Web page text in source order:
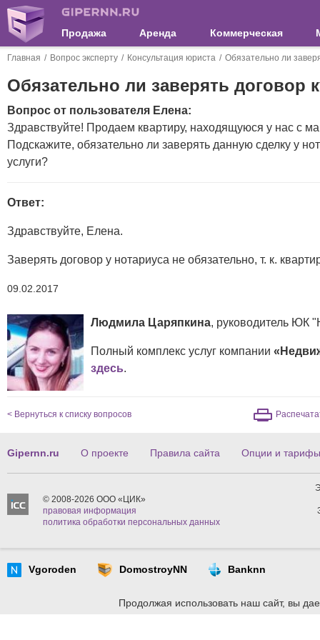
Продажа Аренда Коммерческая
Главная Вопрос эксперту Консультация юриста Обязательно ли
Обязательно ли заверять договор
Вопрос от пользователя Елена:
Здравствуйте! Продаем квартиру, находящуюся у нас с
Подскажите, обязательно ли заверять данную сделку у
услуги?
Ответ:
Здравствуйте, Елена.
Заверять договор у нотариуса не обязательно, т. к.
09.02.2017
Людмила Царяпкина, руководитель ЮК
Полный комплекс услуг компании
здесь.
< Вернуться к списку вопросов
Gipernn.ru О проекте Правила сайта Опции и тарифы
© 2008-2026 ООО «ЦИК»
правовая информация
политика обработки персональных данных
Vgoroden DomostroyNN Banknn
Продолжая использовать наш сайт, вы